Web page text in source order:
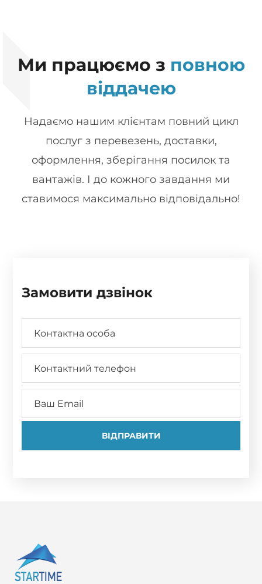
Ми працюємо з повною
віддачею
Надаємо нашим клієнтам повний цикл
послуг з перевезень, доставки,
оформлення, зберігання посилок та
вантажів. І до кожного завдання ми
ставимося максимально відповідально!
Замовити дзвінок